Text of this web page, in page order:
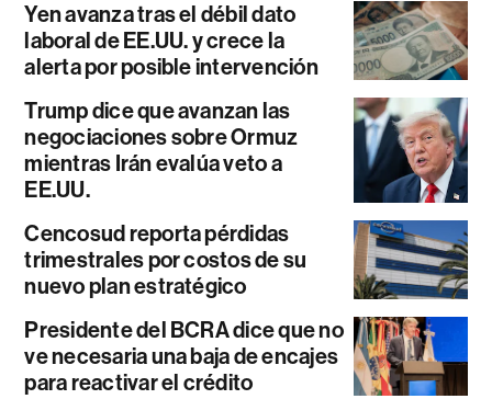
Yen avanza tras el débil dato
laboral de EE.UU. y crece la
alerta por posible intervención
Trump dice que avanzan las
negociaciones sobre Ormuz
mientras Irán evalúa veto a
EE.UU.
Cencosud reporta pérdidas
trimestrales por costos de su
nuevo plan estratégico
Presidente del BCRA dice que no
ve necesaria una baja de encajes
para reactivar el crédito